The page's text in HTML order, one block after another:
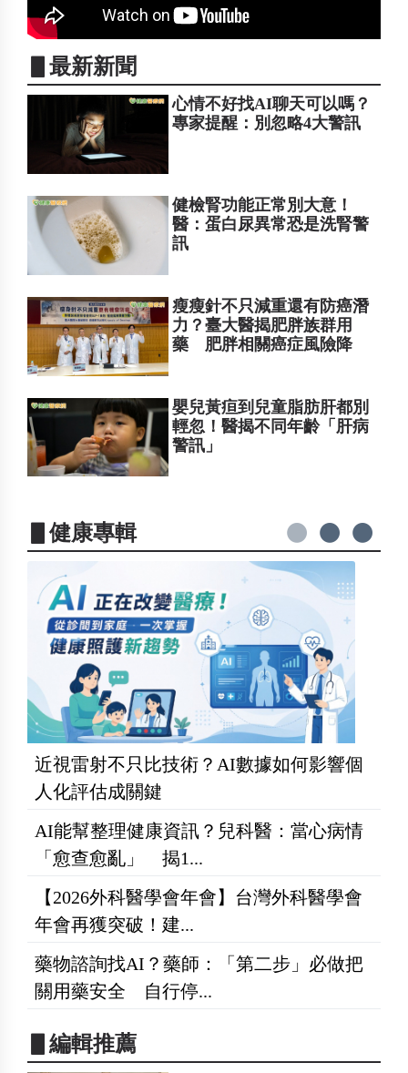
▋最新新聞
心情不好找AI聊天可以嗎？
專家提醒：別忽略4大警訊
健檢腎功能正常別大意！
醫：蛋白尿異常恐是洗腎警
訊
瘦瘦針不只減重還有防癌潛
力？臺大醫揭肥胖族群用
藥 肥胖相關癌症風險降
嬰兒黃疸到兒童脂肪肝都別
輕忽！醫揭不同年齡「肝病
警訊」
▋健康專輯
近視雷射不只比技術？AI數據如何影響個
人化評估成關鍵
AI能幫整理健康資訊？兒科醫：當心病情
「愈查愈亂」 揭1...
【2026外科醫學會年會】台灣外科醫學會
年會再獲突破！建...
藥物諮詢找AI？藥師：「第二步」必做把
關用藥安全 自行停...
▋編輯推薦